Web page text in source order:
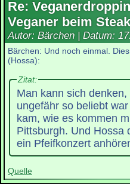
Re:
Veganer beim
Autor: Bärchen | Datum:
Bärchen: Und noch einmal.
(Hossa):
Zitat:
Man kann sich
ungefähr so beliebt
kam, wie es kommen
Pittsburgh. Und Hossa
ein Pfeifkonzert
Quelle